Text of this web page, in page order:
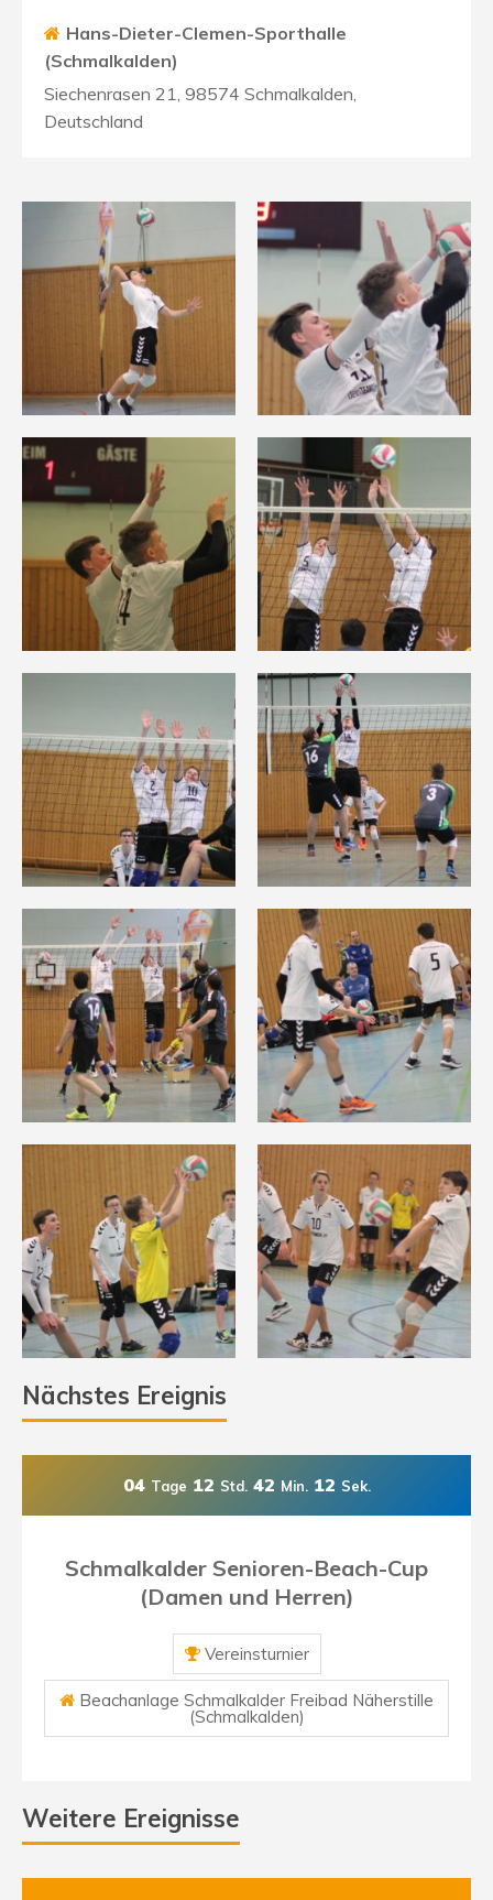
Hans-Dieter-Clemen-Sporthalle
(Schmalkalden)
Siechenrasen 21, 98574 Schmalkalden,
Deutschland
Nächstes Ereignis
04 Tage 12 Std. 42 Min. 11 Sek.
Schmalkalder Senioren-Beach-Cup
(Damen und Herren)
Vereinsturnier
Beachanlage Schmalkalder Freibad Näherstille
(Schmalkalden)
Weitere Ereignisse